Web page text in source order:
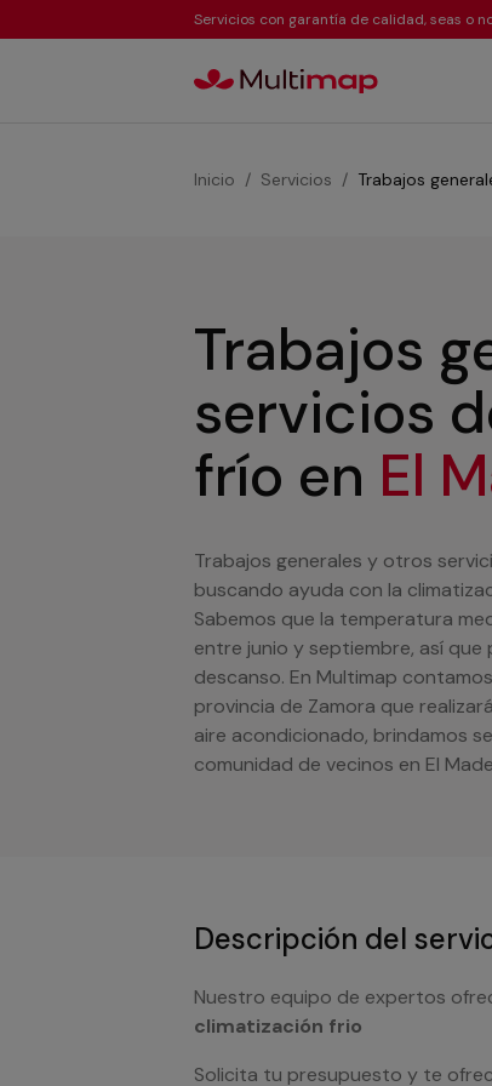
Servicios con garantía de calidad, seas o
Inicio Servicios Trabajos
Trabajos
servicios
frío en El
Trabajos generales y otros
buscando ayuda con la
Sabemos que la temperatura
entre junio y septiembre, así
descanso. En Multimap
provincia de Zamora que
aire acondicionado, brindamos
comunidad de vecinos en El
Descripción del
Nuestro equipo de expertos
climatización frio
Solicita tu presupuesto y te